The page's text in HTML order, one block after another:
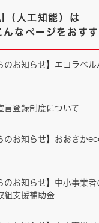
（人工知能）は
んなページをおす
のお知らせ】エコラベル
言登録制度について
のお知らせ】おおさか
のお知らせ】中小事業
組支援補助金